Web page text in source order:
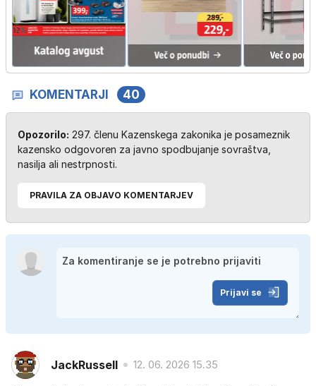
KOMENTARJI 40
Opozorilo: 297. členu Kazenskega zakonika je posameznik
kazensko odgovoren za javno spodbujanje sovraštva,
nasilja ali nestrpnosti.
PRAVILA ZA OBJAVO KOMENTARJEV
Prijavi se
JackRussell 12. 06. 2026 15.35